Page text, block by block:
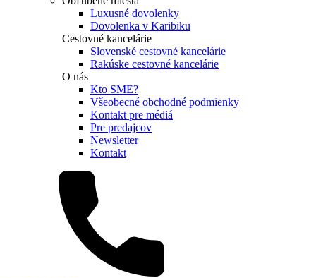
Luxusné dovolenky
Dovolenka v Karibiku
Cestovné kancelárie
Slovenské cestovné kancelárie
Rakúske cestovné kancelárie
O nás
Kto SME?
Všeobecné obchodné podmienky
Kontakt pre médiá
Pre predajcov
Newsletter
Kontakt